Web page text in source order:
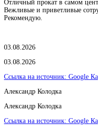
Отличный прокат в самом
Вежливые и приветливые
Рекомендую.
03.08.2026
03.08.2026
Ссылка на источник: Google
Александр Колодка
Александр Колодка
Ссылка на источник: Google